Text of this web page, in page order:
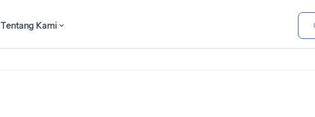
Tentang Kami